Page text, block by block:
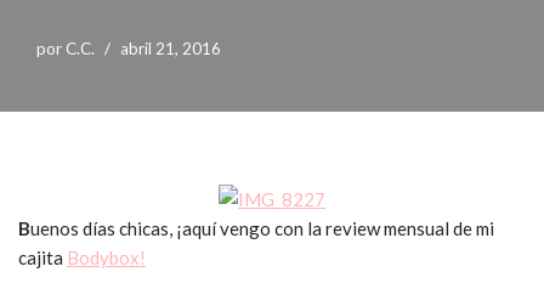
por C.C. abril 21, 2016
Buenos días chicas, ¡aquí vengo con la review mensual de mi
cajita Bodybox!